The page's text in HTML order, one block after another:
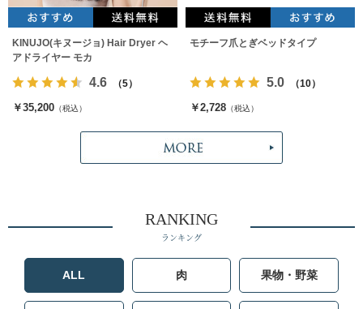
KINUJO(キヌージョ) Hair Dryer ヘ
アドライヤー モカ
4.6 （5）
￥35,200 （税込）
モチーフ爪とぎベッドタイプ
5.0 （10）
￥2,728 （税込）
RANKING
ランキング
ALL 肉 果物・野菜